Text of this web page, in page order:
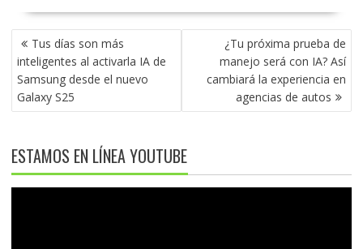
NAVEGACIÓN
DE
ENTRADAS
Tus días son más
inteligentes al activarla IA de
Samsung desde el nuevo
Galaxy S25
¿Tu próxima prueba de
manejo será con IA? Así
cambiará la experiencia en
agencias de autos
ESTAMOS EN LÍNEA YOUTUBE